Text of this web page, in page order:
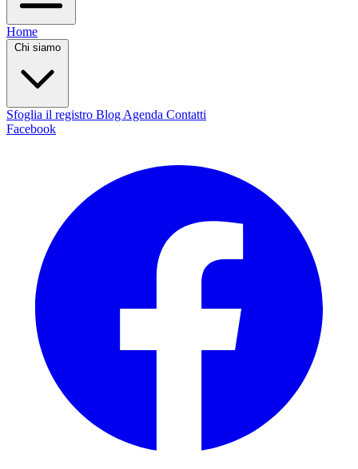
Home
Chi siamo
Sfoglia il registro Blog Agenda Contatti
Facebook